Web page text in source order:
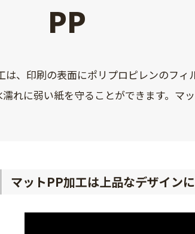
PP
は、印刷の表面にポリプロピレンのフ
れに弱い紙を守ることができます。マ
マットPP加工は上品なデザイン